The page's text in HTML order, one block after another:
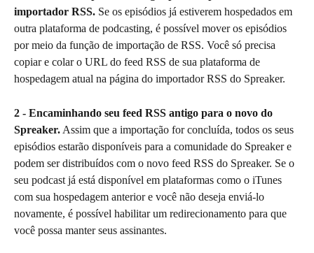
importador RSS. Se os episódios já estiverem hospedados em
outra plataforma de podcasting, é possível mover os episódios
por meio da função de importação de RSS. Você só precisa
copiar e colar o URL do feed RSS de sua plataforma de
hospedagem atual na página do importador RSS do Spreaker.
2 - Encaminhando seu feed RSS antigo para o novo do
Spreaker. Assim que a importação for concluída, todos os seus
episódios estarão disponíveis para a comunidade do Spreaker e
podem ser distribuídos com o novo feed RSS do Spreaker. Se o
seu podcast já está disponível em plataformas como o iTunes
com sua hospedagem anterior e você não deseja enviá-lo
novamente, é possível habilitar um redirecionamento para que
você possa manter seus assinantes.